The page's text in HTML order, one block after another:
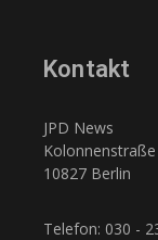
Kontakt
JPD News
Kolonnenstraße
10827 Berlin
Telefon: 030 -